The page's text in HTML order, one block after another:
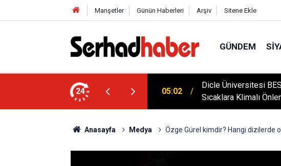
Manşetler Günün Haberleri Arşiv Sitene Ekle
GÜNDEM
24
Zirvesine Güçlü Destek: Rektör Prof. Dr.
05:02
Dicle Üniversitesi
Sıcaklara Klimalı
Anasayfa Medya Özge Gürel kimdir? Hangi dizilerde